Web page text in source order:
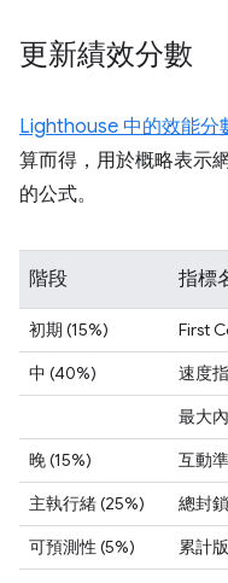
更新績效分數
Lighthouse 中的效能分
算而得，用於概略表示
的公式。
階段 指標
初期 (15%) First
中 (40%)
速度
最大
晚 (15%)
互動
主執行緒 (25%)
總封
可預測性 (5%)
累計